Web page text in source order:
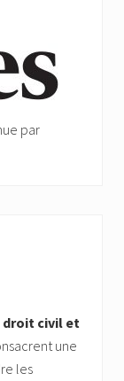
par
droit civil et
une
les